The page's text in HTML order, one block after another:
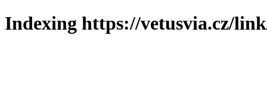
Indexing https://vetusvia.cz/